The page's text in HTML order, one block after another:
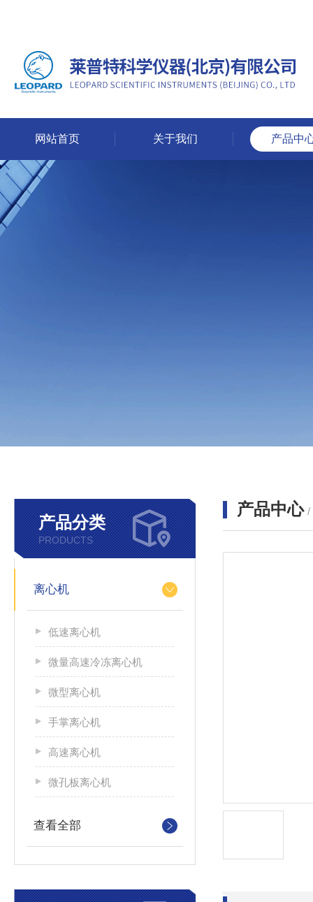
网站首页 关于我们 产品中
产品分类
PRODUCTS
离心机
低速离心机
微量高速冷冻离心机
微型离心机
手掌离心机
高速离心机
微孔板离心机
查看全部
产品中心 /